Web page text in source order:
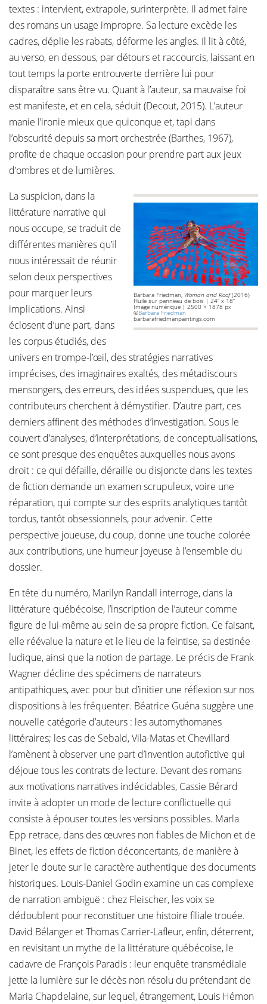
textes : intervient, extrapole, surinterprète. Il admet faire
des romans un usage impropre. Sa lecture excède les
cadres, déplie les rabats, déforme les angles. Il lit à côté,
au verso, en dessous, par détours et raccourcis, laissant en
tout temps la porte entrouverte derrière lui pour
disparaître sans être vu. Quant à l’auteur, sa mauvaise foi
est manifeste, et en cela, séduit (Decout, 2015). L’auteur
manie l’ironie mieux que quiconque et, tapi dans
l’obscurité depuis sa mort orchestrée (Barthes, 1967),
profite de chaque occasion pour prendre part aux jeux
d’ombres et de lumières.
Barbara Friedman, Woman and Roof(2016)
Huile sur panneau de bois | 24” x 18”
Image numérique | 2500 × 1878 px
©Barbara Friedman
barbarafriedmanpaintings.com
La suspicion, dans la
littérature narrative qui
nous occupe, se traduit de
différentes manières qu’il
nous intéressait de réunir
selon deux perspectives
pour marquer leurs
implications. Ainsi
éclosent d’une part, dans
les corpus étudiés, des
univers en trompe-l’œil, des stratégies narratives
imprécises, des imaginaires exaltés, des métadiscours
mensongers, des erreurs, des idées suspendues, que les
contributeurs cherchent à démystifier. D’autre part, ces
derniers affinent des méthodes d’investigation. Sous le
couvert d’analyses, d’interprétations, de conceptualisations,
ce sont presque des enquêtes auxquelles nous avons
droit : ce qui défaille, déraille ou disjoncte dans les textes
de fiction demande un examen scrupuleux, voire une
réparation, qui compte sur des esprits analytiques tantôt
tordus, tantôt obsessionnels, pour advenir. Cette
perspective joueuse, du coup, donne une touche colorée
aux contributions, une humeur joyeuse à l’ensemble du
dossier.
En tête du numéro, Marilyn Randall interroge, dans la
littérature québécoise, l’inscription de l’auteur comme
figure de lui-même au sein de sa propre fiction. Ce faisant,
elle réévalue la nature et le lieu de la feintise, sa destinée
ludique, ainsi que la notion de partage. Le précis de Frank
Wagner décline des spécimens de narrateurs
antipathiques, avec pour but d’initier une réflexion sur nos
dispositions à les fréquenter. Béatrice Guéna suggère une
nouvelle catégorie d’auteurs : les automythomanes
littéraires; les cas de Sebald, Vila-Matas et Chevillard
l’amènent à observer une part d’invention autofictive qui
déjoue tous les contrats de lecture. Devant des romans
aux motivations narratives indécidables, Cassie Bérard
invite à adopter un mode de lecture conflictuelle qui
consiste à épouser toutes les versions possibles. Marla
Epp retrace, dans des œuvres non fiables de Michon et de
Binet, les effets de fiction déconcertants, de manière à
jeter le doute sur le caractère authentique des documents
historiques. Louis-Daniel Godin examine un cas complexe
de narration ambiguë : chez Fleischer, les voix se
dédoublent pour reconstituer une histoire filiale trouée.
David Bélanger et Thomas Carrier-Lafleur, enfin, déterrent,
en revisitant un mythe de la littérature québécoise, le
cadavre de François Paradis : leur enquête transmédiale
jette la lumière sur le décès non résolu du prétendant de
Maria Chapdelaine, sur lequel, étrangement, Louis Hémon